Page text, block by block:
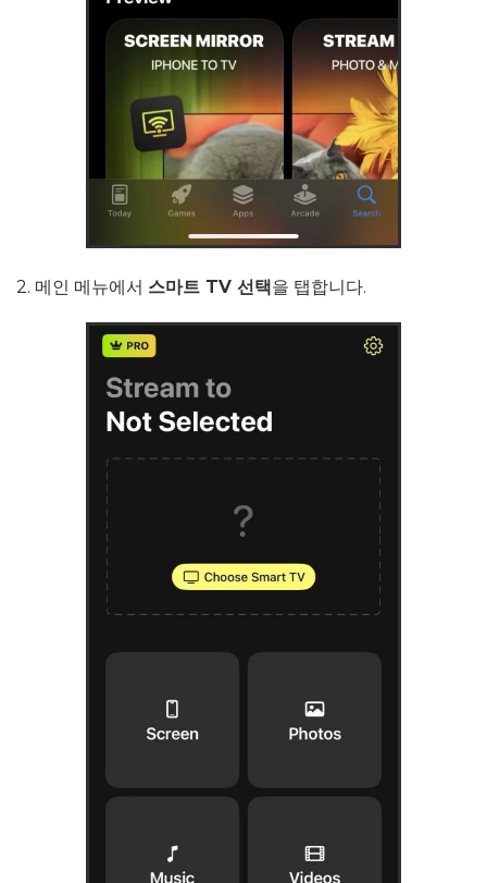
2. 메인 메뉴에서 스마트 TV 선택을 탭합니다.